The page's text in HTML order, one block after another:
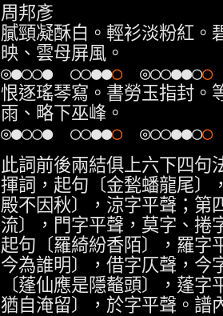
周邦彥
膩頸凝酥白。輕衫淡粉紅。
映、雲母屏風。
◎●○○● ○○●●○◎○○●●○○
恨逐瑤琴寫。書勞玉指封。
雨、略下巫峰。
◎●○○● ○○●●○◎○○●●○
此詞前後兩結俱上六下四句
揮詞，起句〔金甃蟠龍尾〕
殿不因秋〕，涼字平聲；第
流〕，門字平聲，莫字、捲
起句〔羅綺紛香陌〕，羅字
今為誰明〕，借字仄聲，今
〔蓬仙應是隱鼇頭〕，蓬
猶自淹留〕，於字平聲。譜